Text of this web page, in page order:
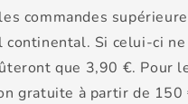
commandes
Si celui-ci
que 3,90 €. Pour
gratuite à partir de 150